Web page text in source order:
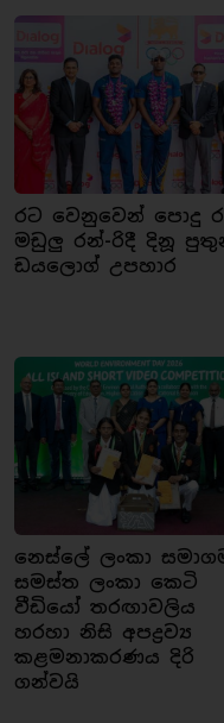
රට වෙනුවෙන් පොදු
මඩුලු රන්-රිදී දිනූ
ඩයලොග් උපහාර
නෙස්ලේ ලංකා
සමස්ත ලංකා කෙටි
වීඩියෝ තරඟාවලිය
හරහා නිසි අපද්‍රව්‍ය
කළමනාකරණය දිරි
ගන්වයි